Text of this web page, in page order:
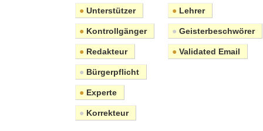
● Unterstützer
● Kontrollgänger
● Redakteur
● Bürgerpflicht
● Experte
● Korrekteur
● Lehrer
● Geisterbeschwörer
● Validated Email